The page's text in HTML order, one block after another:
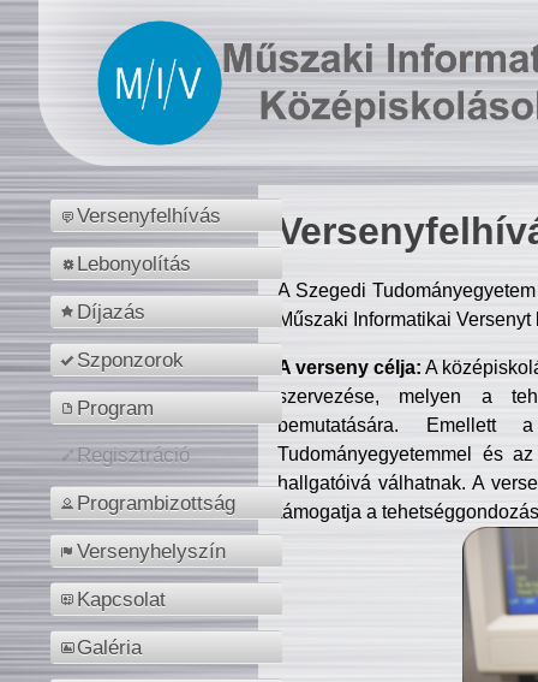
Versenyfelhívás
Lebonyolítás
Díjazás
Szponzorok
Program
Regisztráció
Programbizottság
Versenyhelyszín
Kapcsolat
Galéria
A Szegedi
Műszaki Informatikai
A verseny célja: A
szervezése, melyen a
bemutatására. Emellett
Tudományegyetemmel és
hallgatóivá válhatnak. A
támogatja a